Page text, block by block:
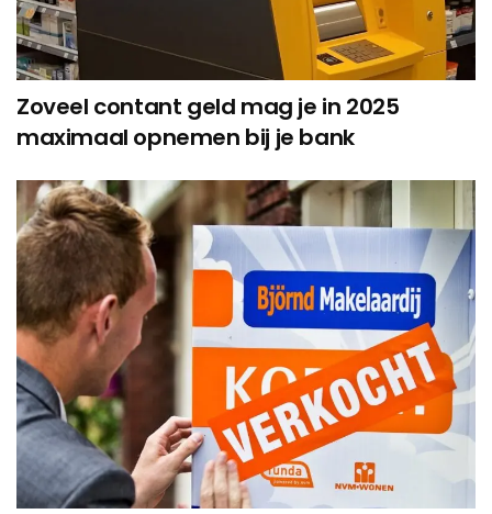
Zoveel contant geld mag je in 2025
maximaal opnemen bij je bank